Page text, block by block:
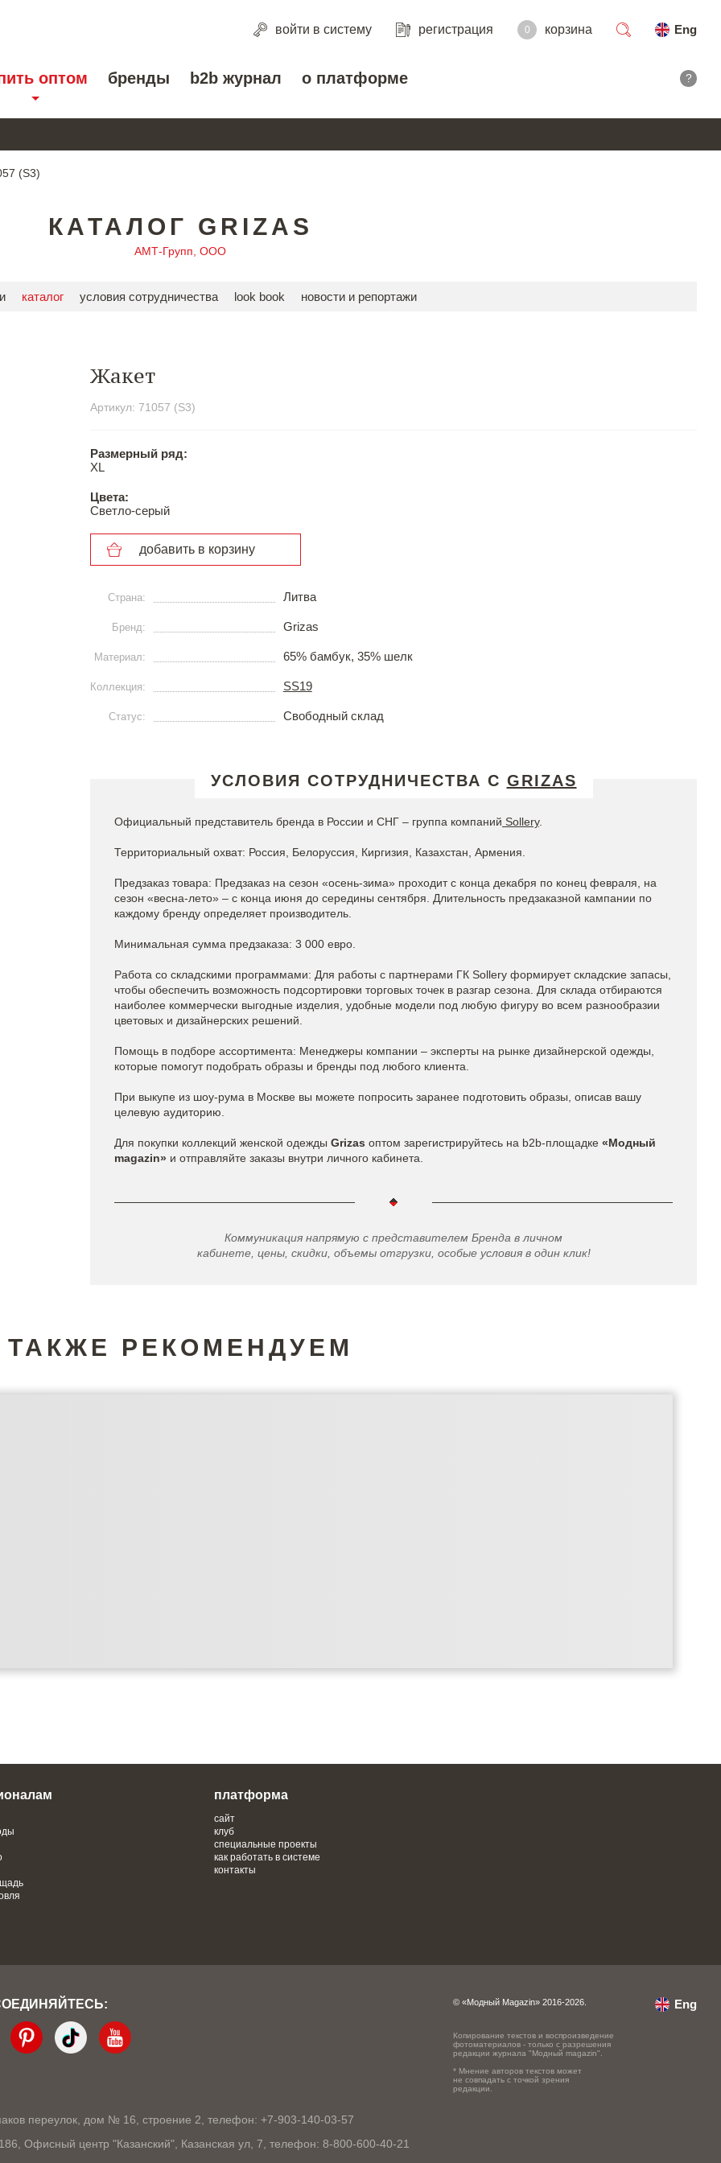
войти в систему регистрация 0 корзина
Eng
оптом бренды b2b журнал о платформе ?
(S3)
КАТАЛОГ GRIZAS
АМТ-Групп, ООО
каталог условия сотрудничества look book новости и репортажи
Жакет
Артикул: 71057 (S3)
Размерный ряд:
XL
Цвета:
Светло-серый
добавить в корзину
Страна: Литва
Бренд: Grizas
Материал: 65% бамбук, 35% шелк
Коллекция: SS19
Статус: Свободный склад
УСЛОВИЯ СОТРУДНИЧЕСТВА С GRIZAS
Официальный представитель бренда в России и СНГ – группа компаний Sollery.
Территориальный охват: Россия, Белоруссия, Киргизия, Казахстан, Армения.
Предзаказ товара: Предзаказ на сезон «осень-зима» проходит с конца декабря по конец февраля, на
сезон «весна-лето» – с конца июня до середины сентября. Длительность предзаказной кампании по
каждому бренду определяет производитель.
Минимальная сумма предзаказа: 3 000 евро.
Работа со складскими программами: Для работы с партнерами ГК Sollery формирует складские запасы,
чтобы обеспечить возможность подсортировки торговых точек в разгар сезона. Для склада отбираются
наиболее коммерчески выгодные изделия, удобные модели под любую фигуру во всем разнообразии
цветовых и дизайнерских решений.
Помощь в подборе ассортимента: Менеджеры компании – эксперты на рынке дизайнерской одежды,
которые помогут подобрать образы и бренды под любого клиента.
При выкупе из шоу-рума в Москве вы можете попросить заранее подготовить образы, описав вашу
целевую аудиторию.
Для покупки коллекций женской одежды Grizas​ оптом зарегистрируйтесь на b2b-площадке «Модный
magazin» и отправляйте заказы внутри личного кабинета.
Коммуникация напрямую с представителем Бренда в личном
кабинете, цены, скидки, объемы отгрузки, особые условия в один клик!
ТАКЖЕ РЕКОМЕНДУЕМ
платформа
сайт
клуб
специальные проекты
как работать в системе
контакты
переулок, дом № 16, строение 2, телефон: +7-903-140-03-57
Офисный центр "Казанский", Казанская ул, 7, телефон: 8-800-600-40-21
© «Модный Magazin» 2016-2026.
Копирование текстов и воспроизведение
фотоматериалов - только с разрешения
редакции журнала "Модный magazin".
* Мнение авторов текстов может
не совпадать с точкой зрения
редакции.
Eng